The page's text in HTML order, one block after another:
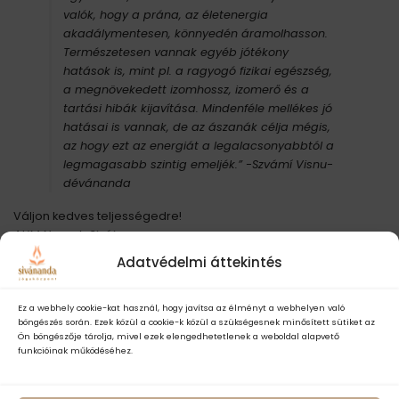
Adatvédelmi áttekintés
Ez a webhely cookie-kat használ, hogy javítsa az élményt a webhelyen való
böngészés során. Ezek közül a cookie-k közül a szükségesnek minősített sütiket az
Ön böngészője tárolja, mivel ezek elengedhetetlenek a weboldal alapvető
funkcióinak működéséhez.
Tickets are no longer available
valók, hogy a prána, az életenergia
akadálymentesen, könnyedén áramolhasson.
Természetesen vannak egyéb jótékony
hatások is, mint pl. a ragyogó fizikai egészség,
a megnövekedett izomhossz, izomerő és a
tartási hibák kijavítása. Mindenféle mellékes jó
hatásai is vannak, de az ászanák célja mégis,
az hogy ezt az energiát a legalacsonyabbtól a
legmagasabb szintig emeljék.” -Szvámí Visnu-
dévánanda
Váljon kedves teljességedre!
AUM Namah Sivája